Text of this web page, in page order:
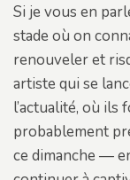
Si je vous en
stade où on
renouveler et
artiste qui se
l’actualité, où ils
probablement
ce dimanche —